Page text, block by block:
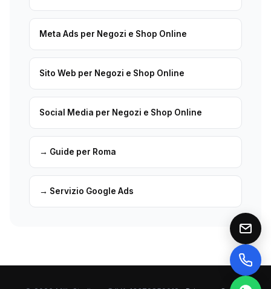
Meta Ads per Negozi e Shop Online
Sito Web per Negozi e Shop Online
Social Media per Negozi e Shop Online
→ Guide per Roma
→ Servizio Google Ads